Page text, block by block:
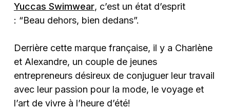
Yuccas Swimwear, c’est un état d’esprit
: “Beau dehors, bien dedans”.
Derrière cette marque française, il y a Charlène
et Alexandre, un couple de jeunes
entrepreneurs désireux de conjuguer leur travail
avec leur passion pour la mode, le voyage et
l’art de vivre à l’heure d’été!